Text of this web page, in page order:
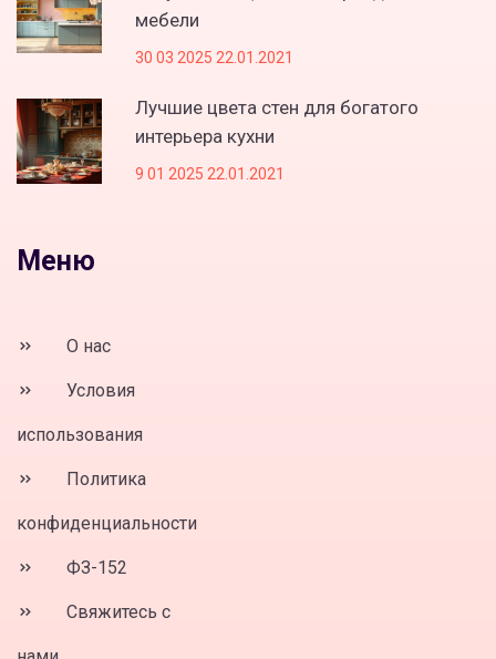
мебели
30 03 2025 22.01.2021
Лучшие цвета стен для богатого
интерьера кухни
9 01 2025 22.01.2021
Меню
О нас
Условия
использования
Политика
конфиденциальности
ФЗ-152
Свяжитесь с